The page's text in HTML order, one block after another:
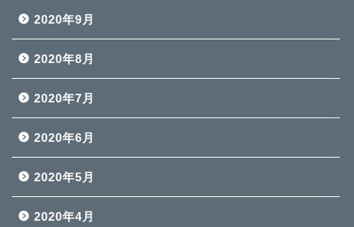
2020年9月
2020年8月
2020年7月
2020年6月
2020年5月
2020年4月